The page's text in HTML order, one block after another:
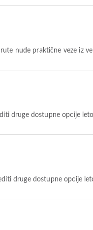
nude praktične veze iz
druge dostupne opcije
druge dostupne opcije